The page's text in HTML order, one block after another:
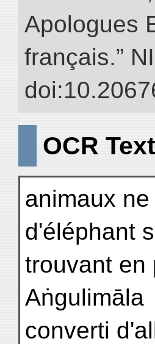
Apologues
français.”
OCR Text
animaux
d'éléphant
trouvant en
Aṅgulimāla
converti